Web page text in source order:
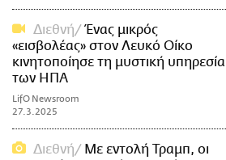
Διεθνή
Ένας μικρός
«εισβολέας» στον Λευκό Οίκο
κινητοποίησε τη μυστική υπηρεσία
των ΗΠΑ
LifO Newsroom
27.3.2025
Διεθνή
Με εντολή Τραμπ, οι